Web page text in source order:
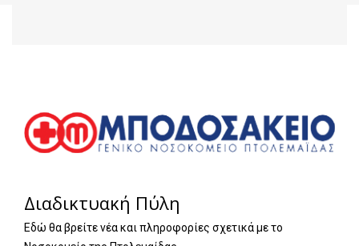
Διαδικτυακή Πύλη
Εδώ θα βρείτε νέα και πληροφορίες σχετικά με το